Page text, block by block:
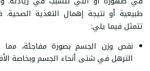
طبيعية أو نتيجة إهمال التغذية الصحية.
تتمثل فيما يلي:
نقص وزن الجسم بصورة مفاجئة،
الترهل في شتى أنحاء الجسم وبخاصة